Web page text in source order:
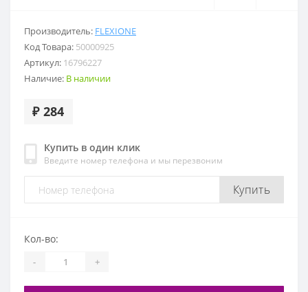
Производитель: FLEXIONE
Код Товара: 50000925
Артикул: 16796227
Наличие: В наличии
₽ 284
Купить в один клик
Введите номер телефона и мы перезвоним
Купить
Кол-во:
- +